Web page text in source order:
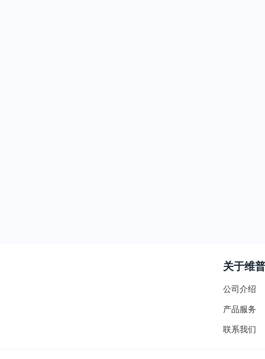
关于维普
公司介绍
产品服务
联系我们